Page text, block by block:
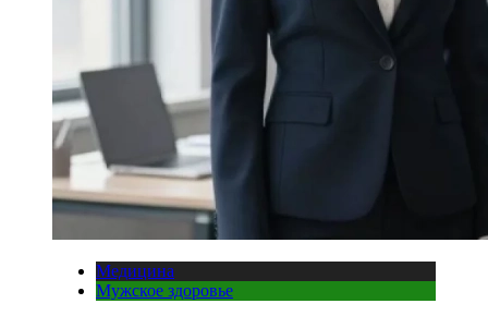
Медицина
Мужское здоровье